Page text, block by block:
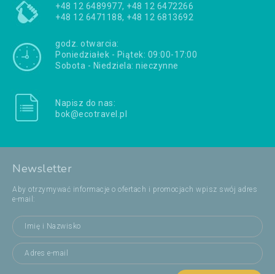
+48 12 6489977, +48 12 6472266
+48 12 6471188, +48 12 6813692
godz. otwarcia:
Poniedziałek - Piątek: 09:00-17:00
Sobota - Niedziela: nieczynne
Napisz do nas:
bok@ecotravel.pl
Newsletter
Aby otrzymywać informacje o ofertach i promocjach wpisz swój adres
e-mail: